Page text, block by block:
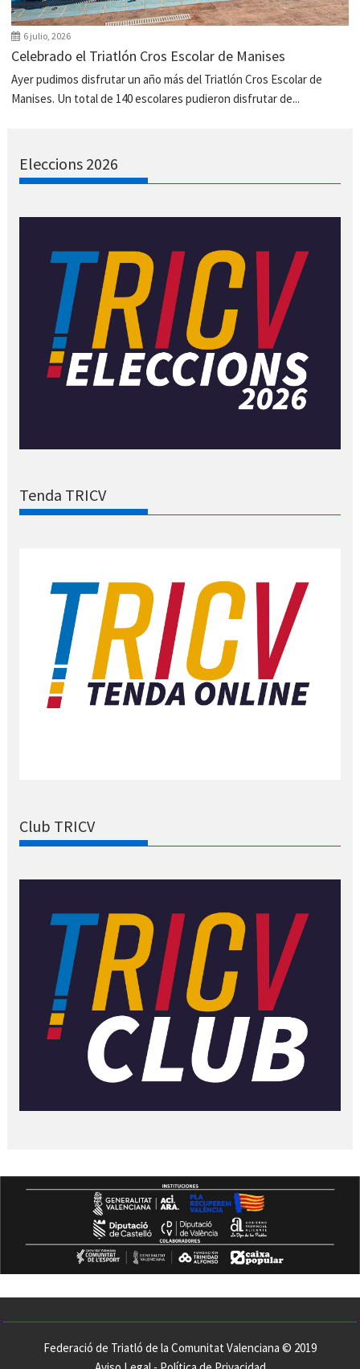
6 julio, 2026
Celebrado el Triatlón Cros Escolar de Manises
Ayer pudimos disfrutar un año más del Triatlón Cros Escolar de
Manises. Un total de 140 escolares pudieron disfrutar de...
Eleccions 2026
Tenda TRICV
Club TRICV
Federació de Triatló de la Comunitat Valenciana © 2019